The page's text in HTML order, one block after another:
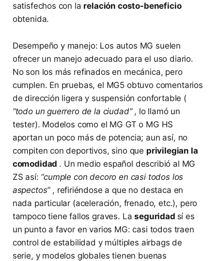
satisfechos con la relación costo-beneficio
obtenida.
Desempeño y manejo: Los autos MG suelen
ofrecer un manejo adecuado para el uso diario.
No son los más refinados en mecánica, pero
cumplen. En pruebas, el MG5 obtuvo comentarios
de dirección ligera y suspensión confortable (
“todo un guerrero de la ciudad” , lo llamó un
tester)​. Modelos como el MG GT o MG HS
aportan un poco más de potencia; aun así, no
compiten con deportivos, sino que privilegian la
comodidad . Un medio español describió al MG
ZS así: “cumple con decoro en casi todos los
aspectos” ​, refiriéndose a que no destaca en
nada particular (aceleración, frenado, etc.), pero
tampoco tiene fallos graves. Laseguridad sí es
un punto a favor en varios MG: casi todos traen
control de estabilidad y múltiples airbags de
serie, y modelos globales tienen buenas